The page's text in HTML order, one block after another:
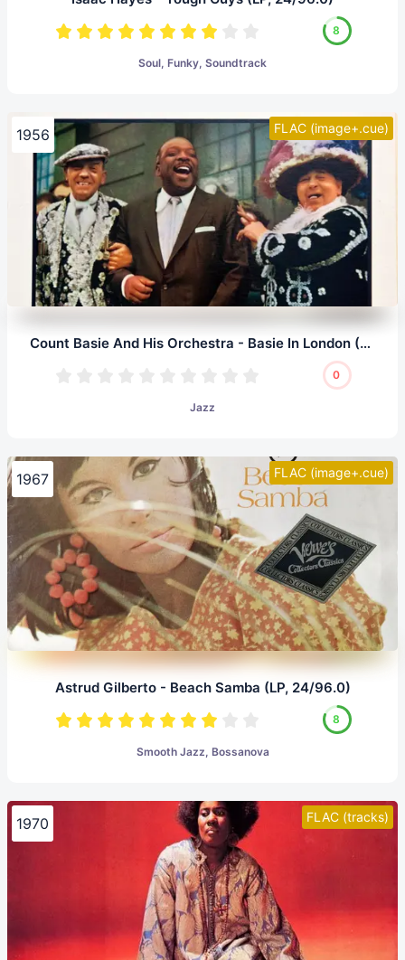
8
Soul, Funky, Soundtrack
FLAC (image+.cue)
1956
Count Basie And His Orchestra - Basie In London (LP, 24/96.0)
0
Jazz
FLAC (image+.cue)
1967
Astrud Gilberto - Beach Samba (LP, 24/96.0)
8
Smooth Jazz, Bossanova
FLAC (tracks)
1970